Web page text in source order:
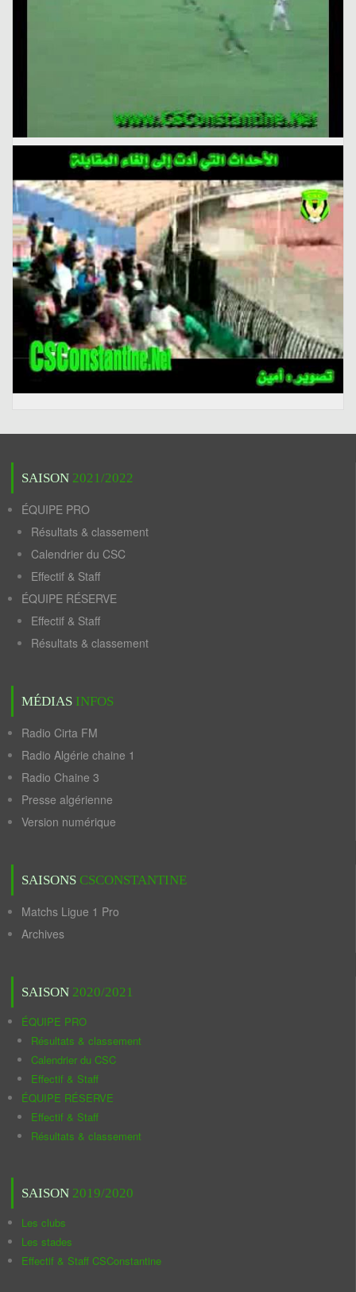
SAISON 2021/2022
ÉQUIPE PRO
Résultats & classement
Calendrier du CSC
Effectif & Staff
ÉQUIPE RÉSERVE
Effectif & Staff
Résultats & classement
MÉDIAS INFOS
Radio Cirta FM
Radio Algérie chaine 1
Radio Chaine 3
Presse algérienne
Version numérique
SAISONS CSCONSTANTINE
Matchs Ligue 1 Pro
Archives
SAISON 2020/2021
ÉQUIPE PRO
Résultats & classement
Calendrier du CSC
Effectif & Staff
ÉQUIPE RÉSERVE
Effectif & Staff
Résultats & classement
SAISON 2019/2020
Les clubs
Les stades
Effectif & Staff CSConstantine